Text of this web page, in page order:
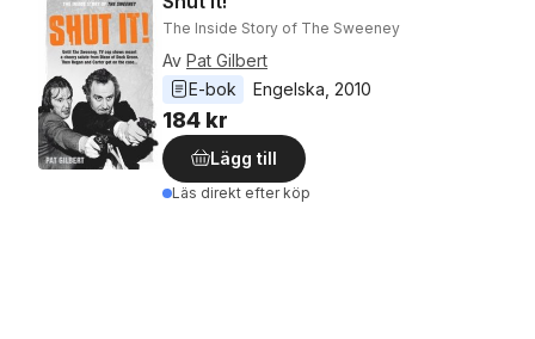
The Inside Story of The Sweeney
Av Pat Gilbert
E-bok
Engelska 2010
184 kr
Lägg till
Läs direkt efter köp